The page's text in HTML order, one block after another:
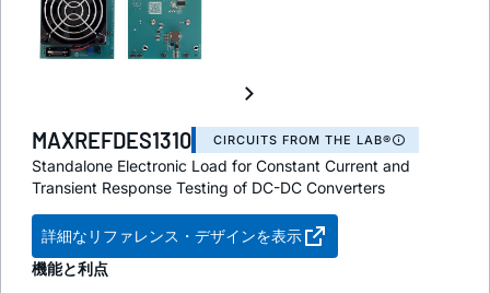
MAXREFDES1310 CIRCUITS FROM THE LAB®
Standalone Electronic Load for Constant Current and
Transient Response Testing of DC-DC Converters
詳細なリファレンス・デザインを表示
機能と利点